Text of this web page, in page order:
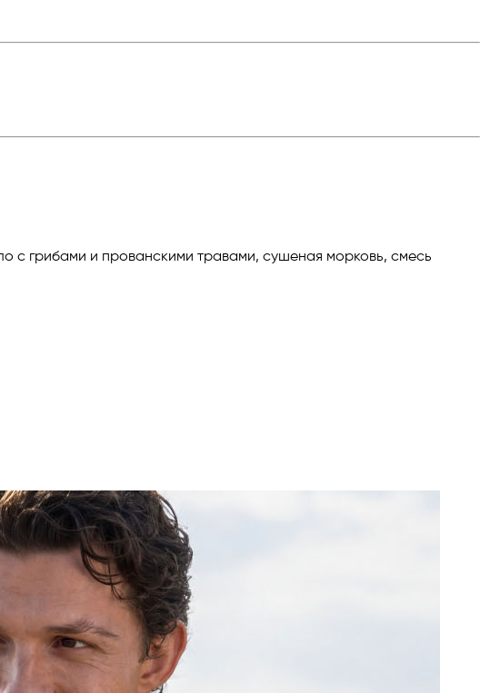
с грибами и прованскими травами, сушеная морковь, смесь